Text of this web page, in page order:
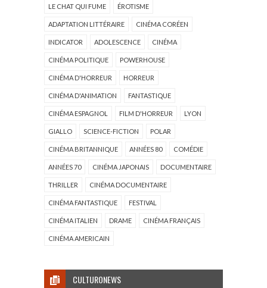
LE CHAT QUI FUME ÉROTISME
ADAPTATION LITTÉRAIRE CINÉMA CORÉEN
INDICATOR ADOLESCENCE CINÉMA
CINÉMA POLITIQUE POWERHOUSE
CINÉMA D'HORREUR HORREUR
CINÉMA D'ANIMATION FANTASTIQUE
CINÉMA ESPAGNOL FILM D'HORREUR LYON
GIALLO SCIENCE-FICTION POLAR
CINÉMA BRITANNIQUE ANNÉES 80 COMÉDIE
ANNÉES 70 CINÉMA JAPONAIS DOCUMENTAIRE
THRILLER CINÉMA DOCUMENTAIRE
CINÉMA FANTASTIQUE FESTIVAL
CINÉMA ITALIEN DRAME CINÉMA FRANÇAIS
CINÉMA AMERICAIN
CULTURONEWS